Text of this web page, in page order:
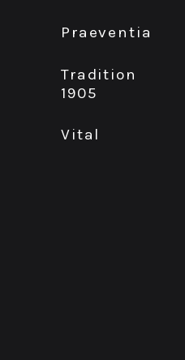
Praeventia
Tradition
1905
Vital